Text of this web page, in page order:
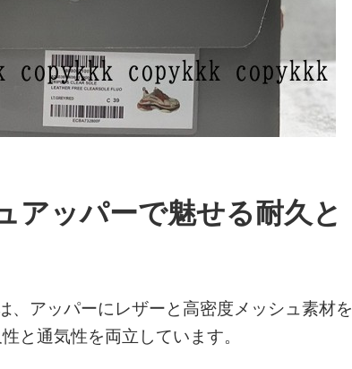
アッパーで魅せる耐久と
、アッパーにレザーと高密度メッシュ素材を
と通気性を両立しています。